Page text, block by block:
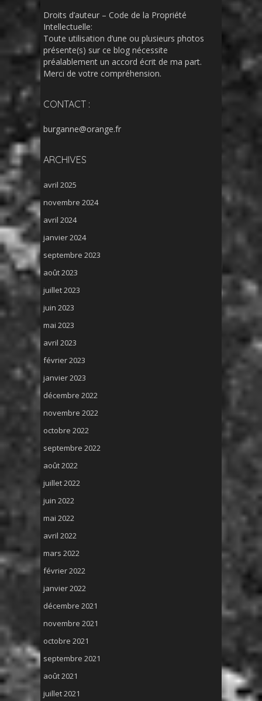
Droits d’auteur – Code de la Propriété
Intellectuelle:
Toute utilisation d’une ou plusieurs photos
présente(s) sur ce blog nécessite
préalablement un accord écrit de ma part.
Merci de votre compréhension.
CONTACT :
burganne@orange.fr
ARCHIVES
avril 2025
novembre 2024
avril 2024
janvier 2024
septembre 2023
août 2023
juillet 2023
juin 2023
mai 2023
avril 2023
février 2023
janvier 2023
décembre 2022
novembre 2022
octobre 2022
septembre 2022
août 2022
juillet 2022
juin 2022
mai 2022
avril 2022
mars 2022
février 2022
janvier 2022
décembre 2021
novembre 2021
octobre 2021
septembre 2021
août 2021
juillet 2021